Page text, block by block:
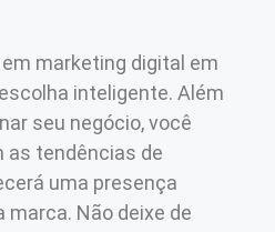
marketing digital em
inteligente. Além
seu negócio, você
as tendências de
uma presença
marca. Não deixe de